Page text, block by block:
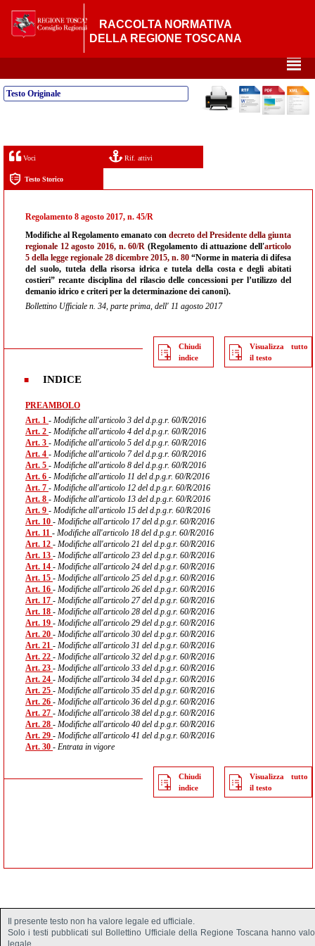
RACCOLTA NORMATIVA
DELLA REGIONE TOSCANA
²
Testo Originale
Voci Rif. attivi
Testo Storico
Regolamento 8 agosto 2017, n. 45/R
Modifiche al Regolamento emanato con decreto del Presidente della giunta
regionale 12 agosto 2016, n. 60/R (Regolamento di attuazione dell'articolo
5 della legge regionale 28 dicembre 2015, n. 80 “Norme in materia di difesa
del suolo, tutela della risorsa idrica e tutela della costa e degli abitati
costieri” recante disciplina del rilascio delle concessioni per l’utilizzo del
demanio idrico e criteri per la determinazione dei canoni).
Bollettino Ufficiale n. 34, parte prima, dell' 11 agosto 2017
Chiudi
indice
Visualizza tutto
il testo
INDICE
PREAMBOLO
Art. 1 - Modifiche all'articolo 3 del d.p.g.r. 60/R/2016
Art. 2 - Modifiche all'articolo 4 del d.p.g.r. 60/R/2016
Art. 3 - Modifiche all'articolo 5 del d.p.g.r. 60/R/2016
Art. 4 - Modifiche all'articolo 7 del d.p.g.r. 60/R/2016
Art. 5 - Modifiche all'articolo 8 del d.p.g.r. 60/R/2016
Art. 6 - Modifiche all'articolo 11 del d.p.g.r. 60/R/2016
Art. 7 - Modifiche all'articolo 12 del d.p.g.r. 60/R/2016
Art. 8 - Modifiche all'articolo 13 del d.p.g.r. 60/R/2016
Art. 9 - Modifiche all'articolo 15 del d.p.g.r. 60/R/2016
Art. 10 - Modifiche all'articolo 17 del d.p.g.r. 60/R/2016
Art. 11 - Modifiche all'articolo 18 del d.p.g.r. 60/R/2016
Art. 12 - Modifiche all'articolo 21 del d.p.g.r. 60/R/2016
Art. 13 - Modifiche all'articolo 23 del d.p.g.r. 60/R/2016
Art. 14 - Modifiche all'articolo 24 del d.p.g.r. 60/R/2016
Art. 15 - Modifiche all'articolo 25 del d.p.g.r. 60/R/2016
Art. 16 - Modifiche all'articolo 26 del d.p.g.r. 60/R/2016
Art. 17 - Modifiche all'articolo 27 del d.p.g.r. 60/R/2016
Art. 18 - Modifiche all'articolo 28 del d.p.g.r. 60/R/2016
Art. 19 - Modifiche all'articolo 29 del d.p.g.r. 60/R/2016
Art. 20 - Modifiche all'articolo 30 del d.p.g.r. 60/R/2016
Art. 21 - Modifiche all'articolo 31 del d.p.g.r. 60/R/2016
Art. 22 - Modifiche all'articolo 32 del d.p.g.r. 60/R/2016
Art. 23 - Modifiche all'articolo 33 del d.p.g.r. 60/R/2016
Art. 24 - Modifiche all'articolo 34 del d.p.g.r. 60/R/2016
Art. 25 - Modifiche all'articolo 35 del d.p.g.r. 60/R/2016
Art. 26 - Modifiche all'articolo 36 del d.p.g.r. 60/R/2016
Art. 27 - Modifiche all'articolo 38 del d.p.g.r. 60/R/2016
Art. 28 - Modifiche all'articolo 40 del d.p.g.r. 60/R/2016
Art. 29 - Modifiche all'articolo 41 del d.p.g.r. 60/R/2016
Art. 30 - Entrata in vigore
Chiudi
indice
Visualizza tutto
il testo
Il presente testo non ha valore legale ed ufficiale.
Solo i testi pubblicati sul Bollettino Ufficiale della Regione Toscana hanno
legale.